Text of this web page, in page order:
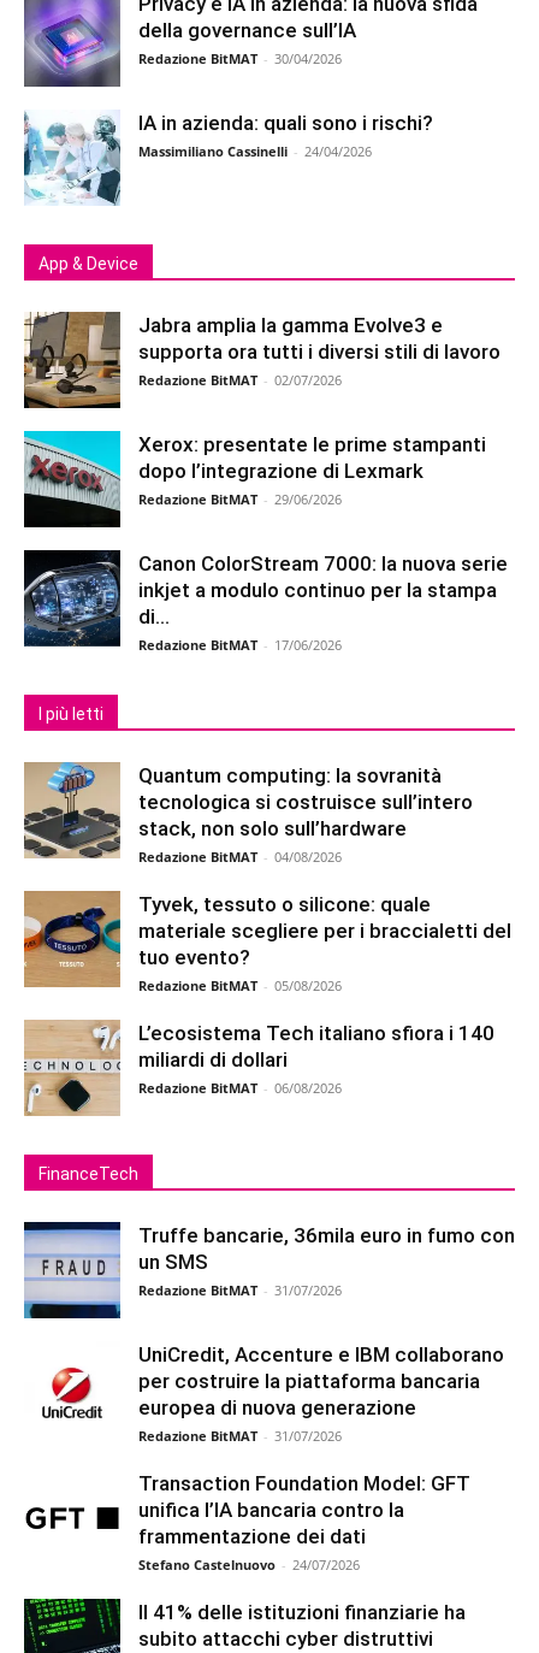
della governance sull’IA
Redazione BitMAT - 30/04/2026
IA in azienda: quali sono i rischi?
Massimiliano Cassinelli - 24/04/2026
App & Device
Jabra amplia la gamma Evolve3 e
supporta ora tutti i diversi stili di lavoro
Redazione BitMAT - 02/07/2026
Xerox: presentate le prime stampanti
dopo l’integrazione di Lexmark
Redazione BitMAT - 29/06/2026
Canon ColorStream 7000: la nuova serie
inkjet a modulo continuo per la stampa
di...
Redazione BitMAT - 17/06/2026
I più letti
Quantum computing: la sovranità
tecnologica si costruisce sull’intero
stack, non solo sull’hardware
Redazione BitMAT - 04/08/2026
Tyvek, tessuto o silicone: quale
materiale scegliere per i braccialetti del
tuo evento?
Redazione BitMAT - 05/08/2026
L’ecosistema Tech italiano sfiora i 140
miliardi di dollari
Redazione BitMAT - 06/08/2026
FinanceTech
Truffe bancarie, 36mila euro in fumo con
un SMS
Redazione BitMAT - 31/07/2026
UniCredit, Accenture e IBM collaborano
per costruire la piattaforma bancaria
europea di nuova generazione
Redazione BitMAT - 31/07/2026
Transaction Foundation Model: GFT
unifica l’IA bancaria contro la
frammentazione dei dati
Stefano Castelnuovo - 24/07/2026
Il 41% delle istituzioni finanziarie ha
subito attacchi cyber distruttivi